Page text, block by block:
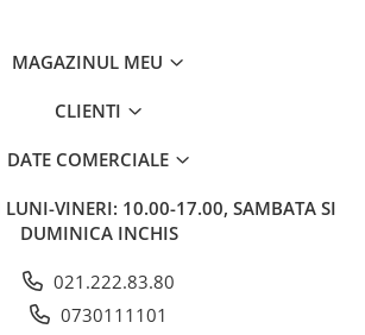
adulti
MAGAZINUL MEU
CLIENTI
DATE COMERCIALE
LUNI-VINERI: 10.00-17.00, SAMBATA SI
DUMINICA INCHIS
021.222.83.80
0730111101